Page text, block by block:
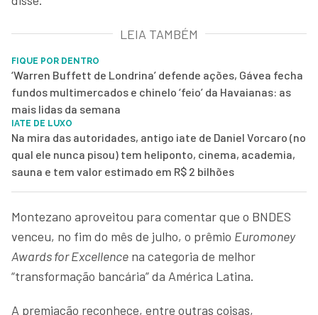
LEIA TAMBÉM
FIQUE POR DENTRO
‘Warren Buffett de Londrina’ defende ações, Gávea fecha
fundos multimercados e chinelo ‘feio’ da Havaianas: as
mais lidas da semana
IATE DE LUXO
Na mira das autoridades, antigo iate de Daniel Vorcaro (no
qual ele nunca pisou) tem heliponto, cinema, academia,
sauna e tem valor estimado em R$ 2 bilhões
Montezano aproveitou para comentar que o BNDES
venceu, no fim do mês de julho, o prêmio Euromoney
Awards for Excellence na categoria de melhor
“transformação bancária” da América Latina.
A premiação reconhece, entre outras coisas,